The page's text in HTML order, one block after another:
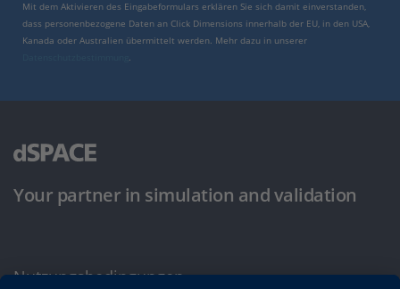
Mit dem Aktivieren des Eingabeformulars erklären Sie sich damit einverstanden,
dass personenbezogene Daten an Click Dimensions innerhalb der EU, in den USA,
Kanada oder Australien übermittelt werden. Mehr dazu in unserer
.
Your partner in simulation and validation
Nutzungsbedingungen